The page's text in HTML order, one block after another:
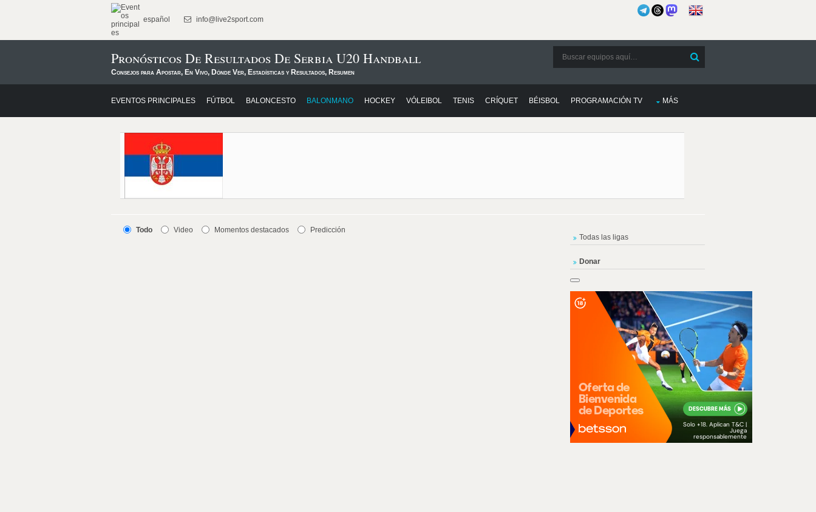
español info@live2sport.com
Pronósticos De Resultados De Serbia U20 Handball
Consejos para Apostar, En Vivo, Dónde Ver, Estadísticas y Resultados, Resumen
EVENTOS PRINCIPALES FÚTBOL BALONCESTO BALONMANO HOCKEY VÓLEIBOL TENIS CRÍQUET BÉISBOL PROGRAMACIÓN TV MÁS
Todo Video Momentos destacados Predicción
Todas las ligas
Donar